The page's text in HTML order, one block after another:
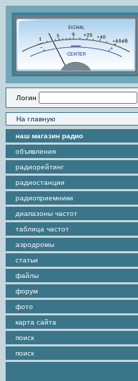
Логин
На главную
наш магазин радио
объявления
радиорейтинг
радиостанции
радиоприемники
диапазоны частот
таблица частот
аэродромы
статьи
файлы
форум
фото
карта сайта
поиск
поиск